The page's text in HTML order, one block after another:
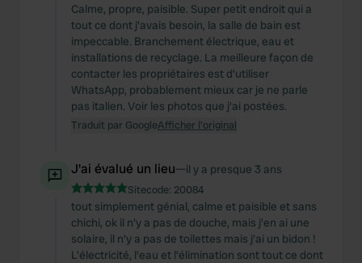
provided to them or that they’ve collected from your use
of their services.
Calme, propre, paisible. Super petit endroit qui a
tout ce dont j'avais besoin, la salle de bain est
impeccable. Branchement électrique, eau et
installations de recyclage. La meilleure façon de
contacter les propriétaires est d’utiliser
WhatsApp, probablement mieux car je ne parle
pas italien. Voir les photos que j'ai postées.
Traduit par GoogleAfficher l'original
J'ai évalué un lieu—il y a presque 3 ans
Sitecode: 20084
tout simplement génial, calme et paisible et sans
chichi, ok il n'y a pas de douche, mais j'en ai une
solaire, il n'y a pas de toilettes mais j'ai un bidon !
L'électricité, l'eau et l'élimination sont tout ce dont